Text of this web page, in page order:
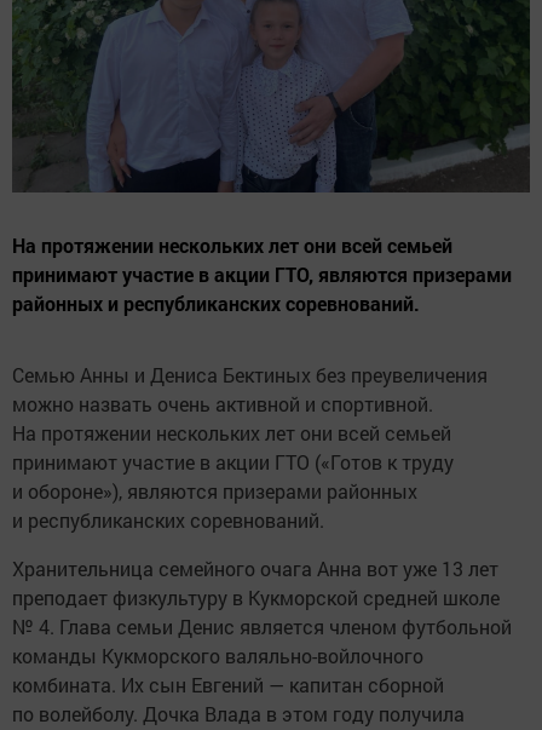
На протяжении нескольких лет они всей семьей
принимают участие в акции ГТО, являются призерами
районных и республиканских соревнований.
Семью Анны и Дениса Бектиных без преувеличения
можно назвать очень активной и спортивной.
На протяжении нескольких лет они всей семьей
принимают участие в акции ГТО («Готов к труду
и обороне»), являются призерами районных
и республиканских соревнований.
Хранительница семейного очага Анна вот уже 13 лет
преподает физкультуру в Кукморской средней школе
№ 4. Глава семьи Денис является членом футбольной
команды Кукморского валяльно-войлочного
комбината. Их сын Евгений — капитан сборной
по волейболу. Дочка Влада в этом году получила